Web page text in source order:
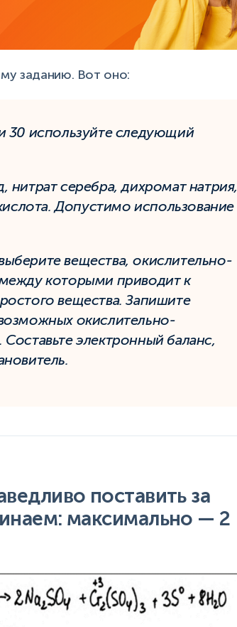
заданию. Вот оно:
30 используйте следующий
нитрат серебра, дихромат натрия,
Допустимо использование
вещества, окислительно-
между которыми приводит к
вещества. Запишите
окислительно-
электронный баланс,
поставить за
максимально — 2